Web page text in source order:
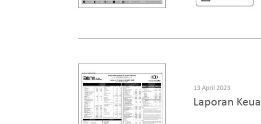
13 April 2023
Laporan